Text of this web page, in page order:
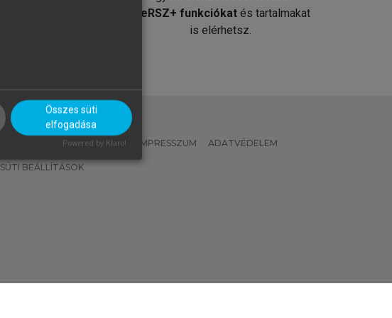
MeRSZ+ funkciókat és tartalmakat
is elérhetsz.
MI – ÁLTALÁNOS IRÁNYELVEK IMPRESSZUM ADATVÉDELEM
SÜTI BEÁLLÍTÁSOK
Összes süti
elfogadása
Powered by Klaro!